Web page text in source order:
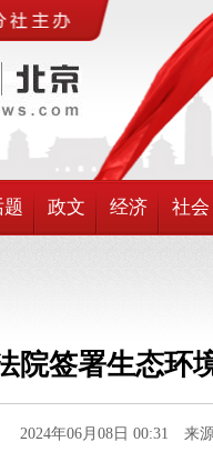
题 政文 经济 社会
院签署生态环
2024年06月08日 00:31 来